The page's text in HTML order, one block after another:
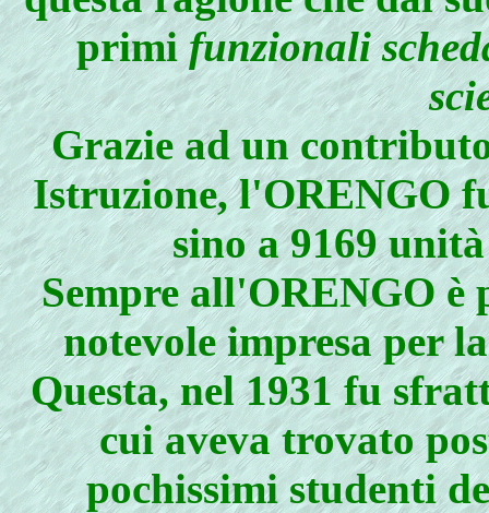
primifunzionali
Grazie ad un
Istruzione, l'ORENGO
sino a 9169
Sempre all'ORENGO
notevole impresa per
Questa, nel 1931 fu
cui aveva trovato
pochissimi studenti